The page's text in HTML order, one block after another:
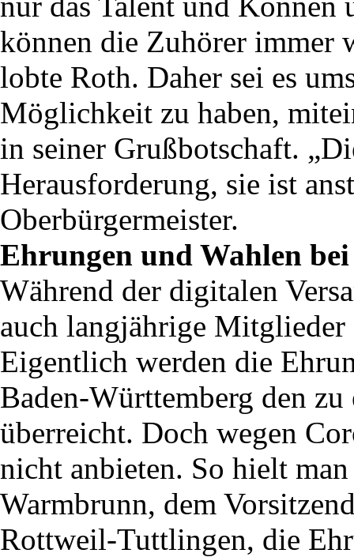
können die Zuhörer immer
lobte Roth. Daher sei es
Möglichkeit zu haben,
in seiner Grußbotschaft.
Herausforderung, sie ist
Oberbürgermeister.
Ehrungen und Wahlen
Während der digitalen
auch langjährige Mitglieder
Eigentlich werden die
Baden-Württemberg den
überreicht. Doch wegen
nicht anbieten. So hielt
Warmbrunn, dem
Rottweil-Tuttlingen, die